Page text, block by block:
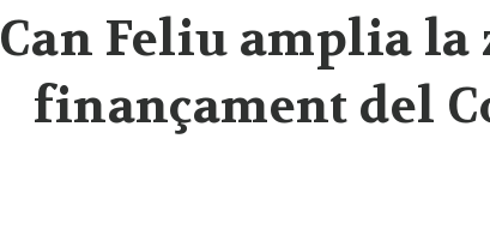
Can Feliu amplia la
finançament del